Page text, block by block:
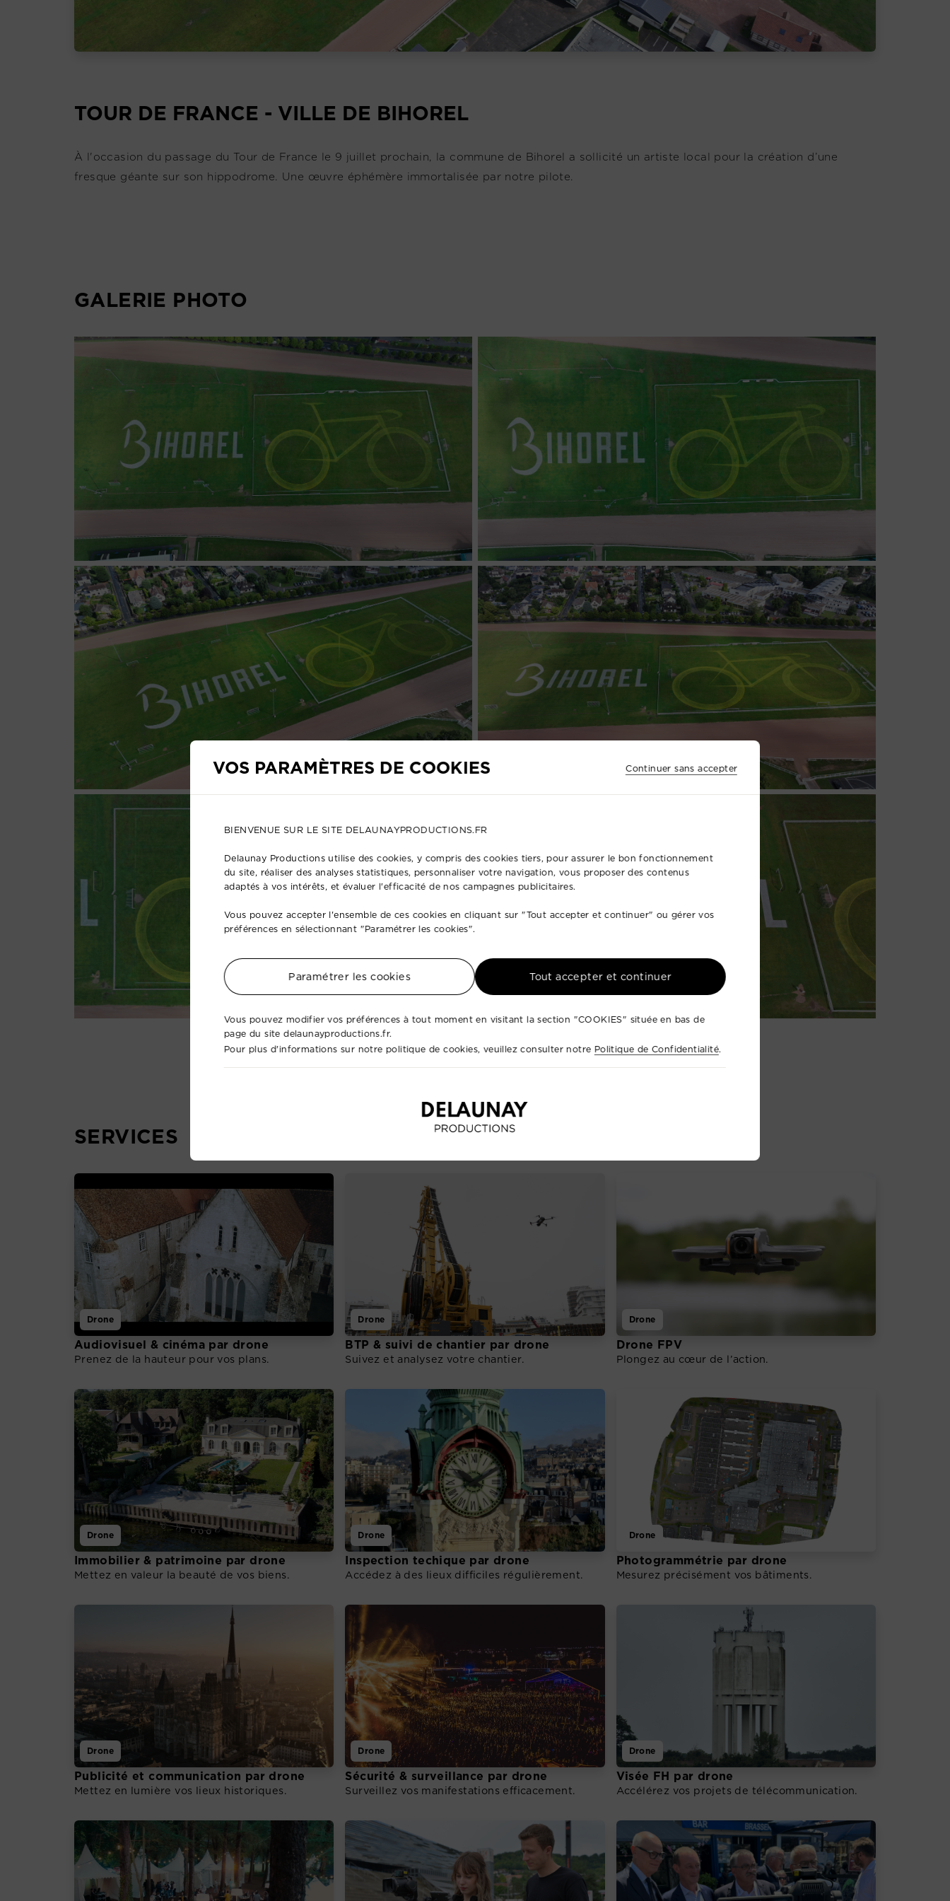
TOUR DE FRANCE - VILLE DE BIHOREL
À l'occasion du passage du Tour de France le 9 juillet prochain, la commune de Bihorel a sollicité un artiste local pour la création d’une
fresque géante sur son hippodrome. Une œuvre éphémère immortalisée par notre pilote.
GALERIE PHOTO
SERVICES
Drone
Audiovisuel & cinéma par drone
Prenez de la hauteur pour vos plans.
Drone
BTP & suivi de chantier par drone
Suivez et analysez votre chantier.
Drone
Drone FPV
Plongez au cœur de l’action.
Drone
Immobilier & patrimoine par drone
Mettez en valeur la beauté de vos biens.
Drone
Inspection techique par drone
Accédez à des lieux difficiles régulièrement.
Drone
Photogrammétrie par drone
Mesurez précisément vos bâtiments.
Drone
Publicité et communication par drone
Mettez en lumière vos lieux historiques.
Drone
Sécurité & surveillance par drone
Surveillez vos manifestations efficacement.
Drone
Visée FH par drone
Accélérez vos projets de télécommunication.
VOS PARAMÈTRES DE COOKIES Continuer sans accepter
BIENVENUE SUR LE SITE DELAUNAYPRODUCTIONS.FR
Delaunay Productions utilise des cookies, y compris des cookies tiers, pour assurer le bon fonctionnement
du site, réaliser des analyses statistiques, personnaliser votre navigation, vous proposer des contenus
adaptés à vos intérêts, et évaluer l'efficacité de nos campagnes publicitaires.
Vous pouvez accepter l'ensemble de ces cookies en cliquant sur "Tout accepter et continuer" ou gérer vos
préférences en sélectionnant "Paramétrer les cookies".
Paramétrer les cookies Tout accepter et continuer
Vous pouvez modifier vos préférences à tout moment en visitant la section "COOKIES" située en bas de
page du site delaunayproductions.fr.
Pour plus d'informations sur notre politique de cookies, veuillez consulter notre Politique de Confidentialité.